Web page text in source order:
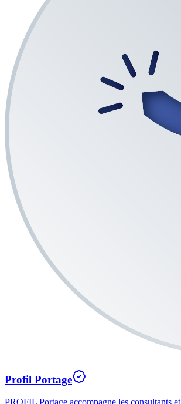
Profil Portage